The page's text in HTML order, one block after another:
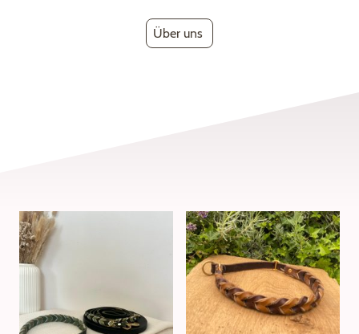
Über uns